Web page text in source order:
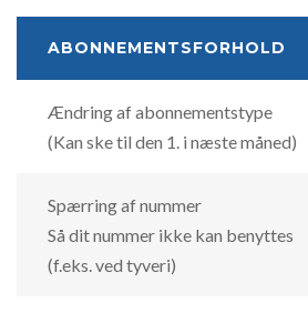
ABONNEMENTSFORHOLD
Ændring af abonnementstype
(Kan ske til den 1. i næste måned)
Spærring af nummer
Så dit nummer ikke kan benyttes
(f.eks. ved tyveri)